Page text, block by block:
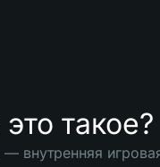
такое?
— внутренняя